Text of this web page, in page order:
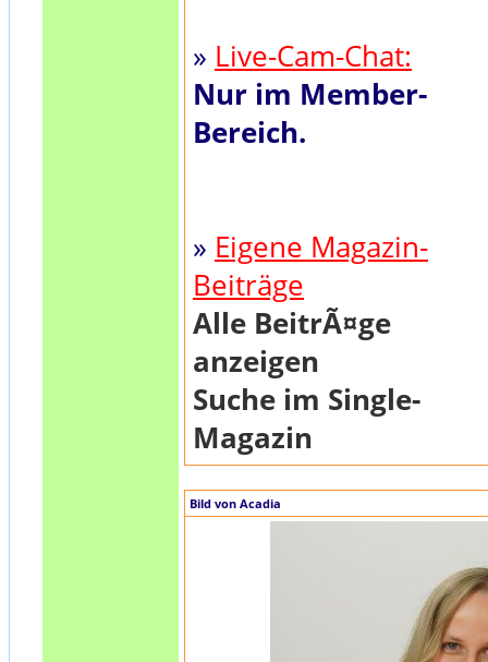
» Live-Cam-Chat:
Nur im Member-
Bereich.
» Eigene Magazin-
Beiträge
Alle BeitrÃ¤ge
anzeigen
Suche im Single-
Magazin
Bild von Acadia